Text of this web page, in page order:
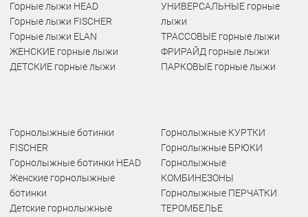
Горные лыжи HEAD
Горные лыжи FISCHER
Горные лыжи ELAN
ЖЕНСКИЕ горные лыжи
ДЕТСКИЕ горные лыжи
УНИВЕРСАЛЬНЫЕ горные
лыжи
ТРАССОВЫЕ горные лыжи
ФРИРАЙД горные лыжи
ПАРКОВЫЕ горные лыжи
Горнолыжные ботинки
FISCHER
Горнолыжные ботинки HEAD
Женские горнолыжные
ботинки
Детские горнолыжные
Горнолыжные КУРТКИ
Горнолыжные БРЮКИ
Горнолыжные
КОМБИНЕЗОНЫ
Горнолыжные ПЕРЧАТКИ
ТЕРОМБЕЛЬЕ